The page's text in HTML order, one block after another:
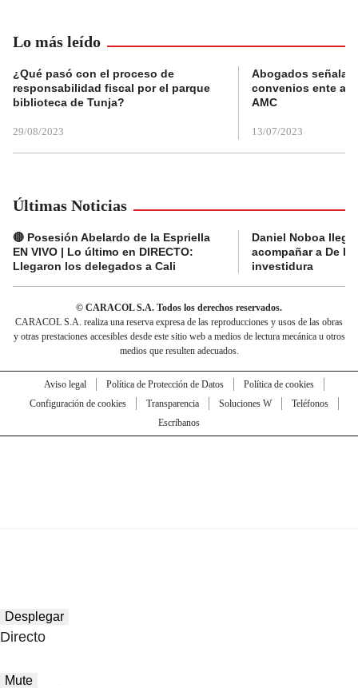
Lo más leído
¿Qué pasó con el proceso de
responsabilidad fiscal por el parque
biblioteca de Tunja?
29/08/2023
Abogados
convenios ente
AMC
13/07/2023
Últimas Noticias
🔴 Posesión Abelardo de la Espriella
EN VIVO | Lo último en DIRECTO:
Llegaron los delegados a Cali
Daniel Noboa llega
acompañar a De la
investidura
© CARACOL S.A. Todos los derechos reservados.
CARACOL S.A. realiza una reserva expresa de las reproducciones y usos de las obras
y otras prestaciones accesibles desde este sitio web a medios de lectura mecánica u otros
medios que resulten adecuados.
Aviso legal Política de Protección de Datos
Política de cookies
Configuración de cookies
Transparencia Soluciones W
Teléfonos
Escríbanos
Desplegar
Directo
Mute